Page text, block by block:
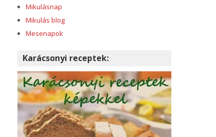
Mikulásnap
Mikulás blog
Mesenapok
Karácsonyi receptek: